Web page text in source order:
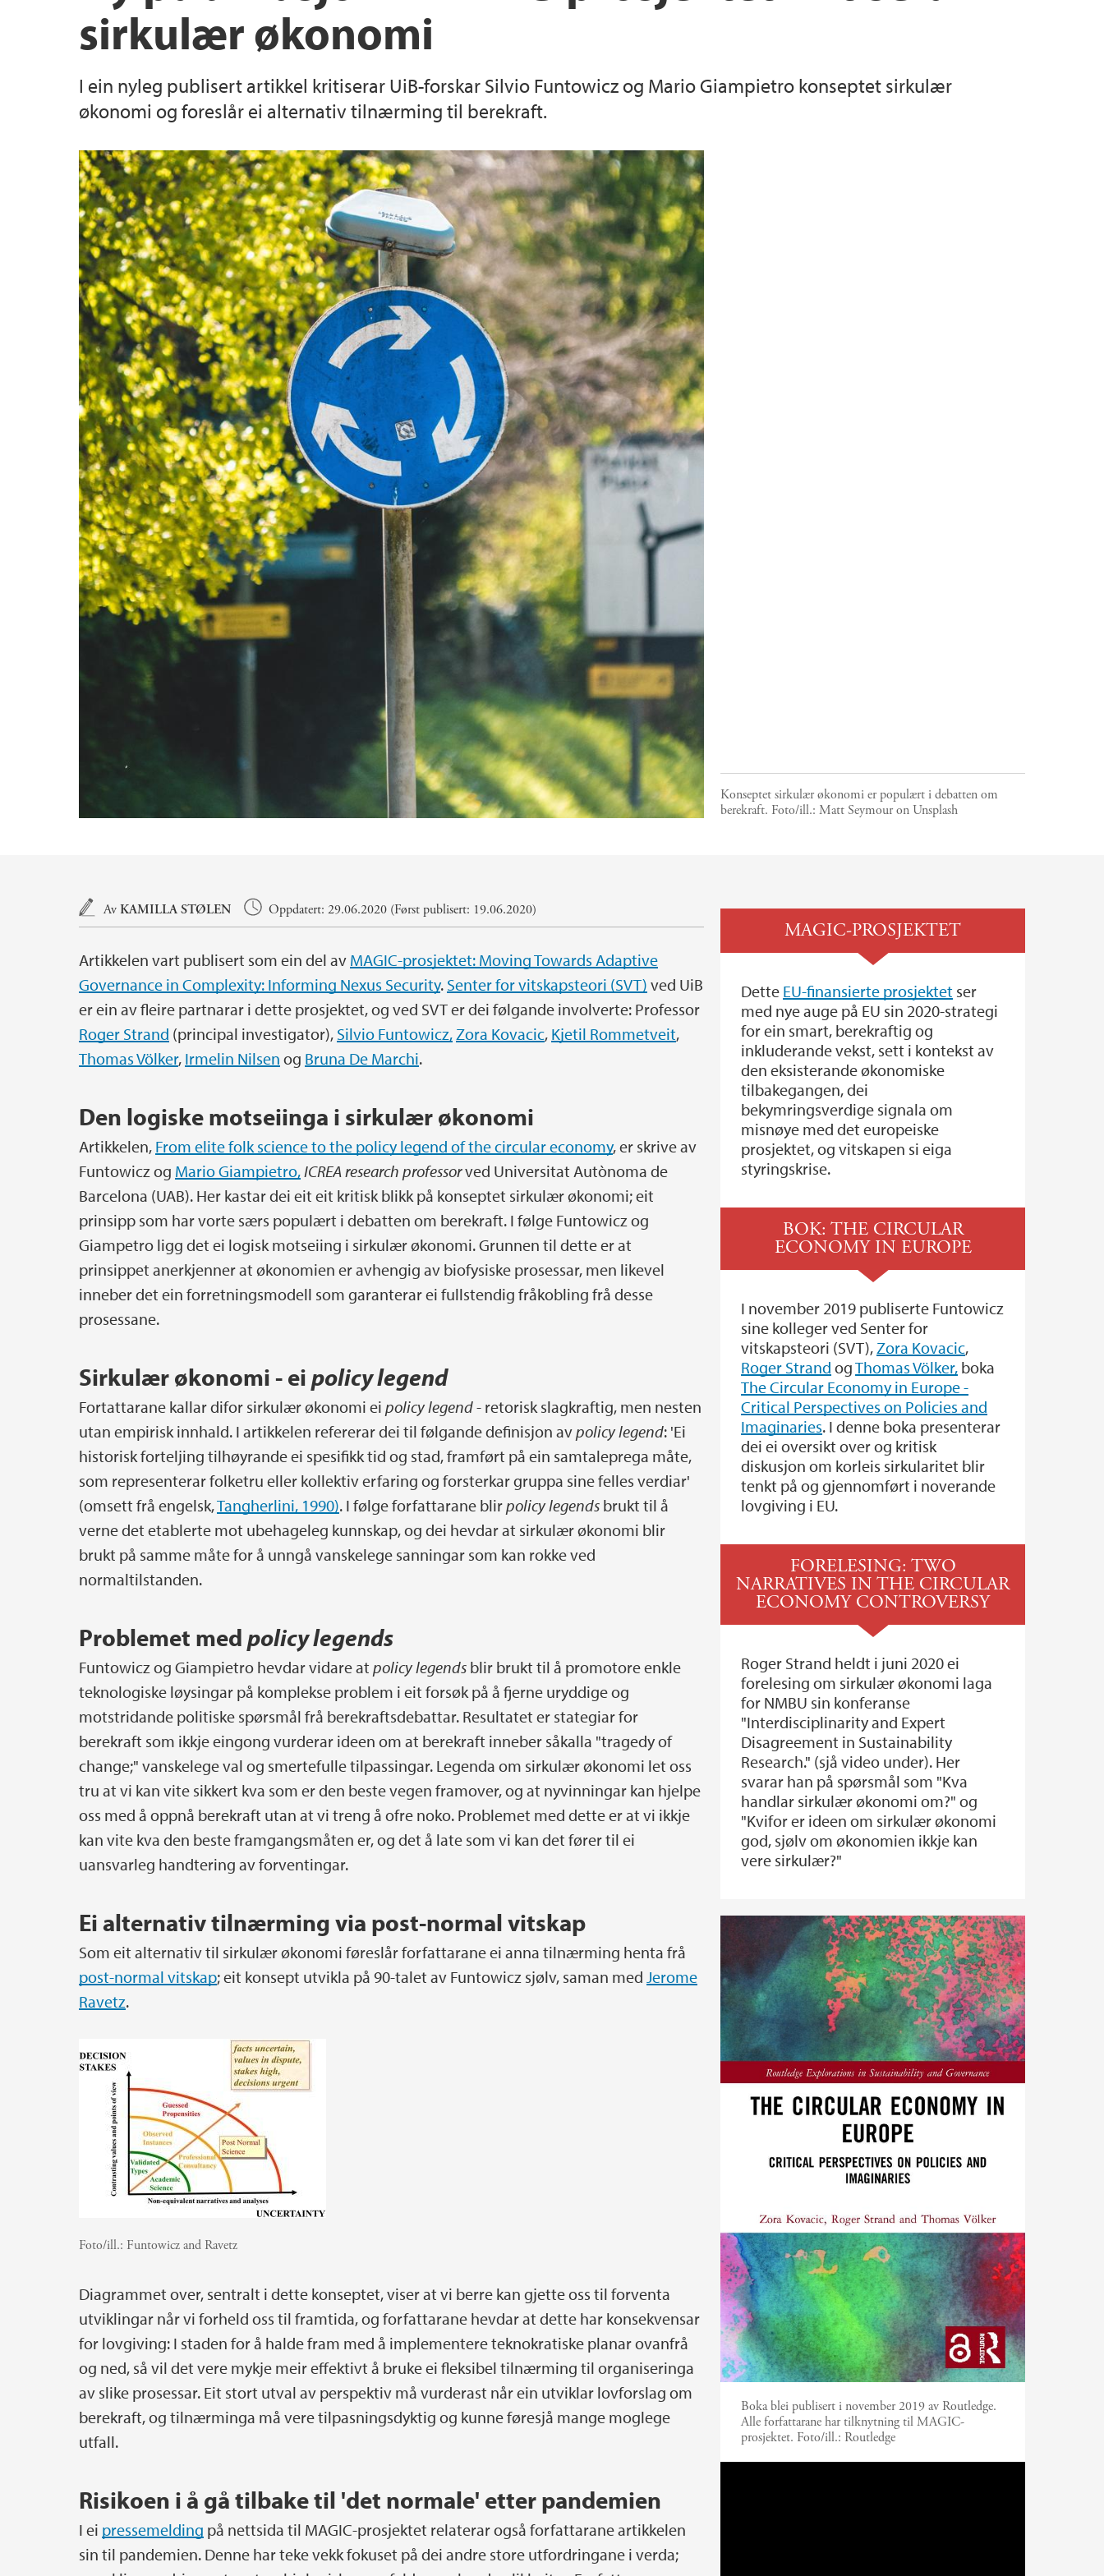
sirkulær økonomi
I ein nyleg publisert artikkel kritiserar UiB-forskar Silvio Funtowicz og Mario Giampietro konseptet sirkulær
økonomi og foreslår ei alternativ tilnærming til berekraft.
Konseptet sirkulær økonomi er populært i debatten om
berekraft. Foto/ill.:Matt Seymour on Unsplash
Hovedinnhold
AvKAMILLA STØLEN Oppdatert: 29.06.2020 (Først publisert: 19.06.2020)
Artikkelen vart publisert som ein del av MAGIC-prosjektet: Moving Towards Adaptive
Governance in Complexity: Informing Nexus Security. Senter for vitskapsteori (SVT) ved UiB
er ein av fleire partnarar i dette prosjektet, og ved SVT er dei følgande involverte: Professor
Roger Strand (principal investigator), Silvio Funtowicz,Zora Kovacic, Kjetil Rommetveit,
Thomas Völker, Irmelin Nilsen og Bruna De Marchi.
Den logiske motseiinga i sirkulær økonomi
Artikkelen, From elite folk science to the policy legend of the circular economy, er skrive av
Funtowicz og Mario Giampietro,ICREA research professorved Universitat Autònoma de
Barcelona (UAB). Her kastar dei eit eit kritisk blikk på konseptet sirkulær økonomi; eit
prinsipp som har vorte særs populært i debatten om berekraft. I følge Funtowicz og
Giampetro ligg det ei logisk motseiing i sirkulær økonomi. Grunnen til dette er at
prinsippet anerkjenner at økonomien er avhengig av biofysiske prosessar, men likevel
inneber det ein forretningsmodell som garanterar ei fullstendig fråkobling frå desse
prosessane.
Sirkulær økonomi - eipolicy legend
Fortattarane kallar difor sirkulær økonomi ei policy legend- retorisk slagkraftig, men nesten
utan empirisk innhald. I artikkelen refererar dei til følgande definisjon avpolicy legend: 'Ei
historisk forteljing tilhøyrande ei spesifikk tid og stad, framført på ein samtaleprega måte,
som representerar folketru eller kollektiv erfaring og forsterkar gruppa sine felles verdiar'
(omsett frå engelsk,Tangherlini, 1990). I følge forfattarane blirpolicy legends brukt til å
verne det etablerte mot ubehageleg kunnskap, og dei hevdar at sirkulær økonomi blir
brukt på samme måte for å unngå vanskelege sanningar som kan rokke ved
normaltilstanden.
Problemet medpolicy legends
Funtowicz og Giampietro hevdar vidare at policy legends blir brukt til å promotore enkle
teknologiske løysingar på komplekse problem i eit forsøk på å fjerne uryddige og
motstridande politiske spørsmål frå berekraftsdebattar. Resultatet er stategiar for
berekraft som ikkje eingong vurderar ideen om at berekraft inneber såkalla "tragedy of
change;" vanskelege val og smertefulle tilpassingar. Legenda om sirkulær økonomi let oss
tru at vi kan vite sikkert kva som er den beste vegen framover, og at nyvinningar kan hjelpe
oss med å oppnå berekraft utan at vi treng å ofre noko. Problemet med dette er at vi ikkje
kan vite kva den beste framgangsmåten er, og det å late som vi kan det fører til ei
uansvarleg handtering av forventingar.
Ei alternativ tilnærming via post-normal vitskap
Som eit alternativ til sirkulær økonomi føreslår forfattarane ei anna tilnærming henta frå
post-normal vitskap; eit konsept utvikla på 90-talet av Funtowicz sjølv, saman med Jerome
Ravetz.
Foto/ill.: Funtowicz and Ravetz
Diagrammet over, sentralt i dette konseptet, viser at vi berre kan gjette oss til forventa
utviklingar når vi forheld oss til framtida, og forfattarane hevdar at dette har konsekvensar
for lovgiving: I staden for å halde fram med å implementere teknokratiske planar ovanfrå
og ned, så vil det vere mykje meir effektivt å bruke ei fleksibel tilnærming til organiseringa
av slike prosessar. Eit stort utval av perspektiv må vurderast når ein utviklar lovforslag om
berekraft, og tilnærminga må vere tilpasningsdyktig og kunne føresjå mange moglege
utfall.
Risikoen i å gå tilbake til 'det normale' etter pandemien
I ei pressemelding på nettsida til MAGIC-prosjektet relaterar også forfattarane artikkelen
sin til pandemien. Denne har teke vekk fokuset på dei andre store utfordringane i verda;
MAGIC-PROSJEKTET
Dette EU-finansierte prosjektet ser
med nye auge på EU sin 2020-strategi
for ein smart, berekraftig og
inkluderande vekst, sett i kontekst av
den eksisterande økonomiske
tilbakegangen, dei
bekymringsverdige signala om
misnøye med det europeiske
prosjektet, og vitskapen si eiga
styringskrise.
BOK: THE CIRCULAR
ECONOMY IN EUROPE
I november 2019 publiserte Funtowicz
sine kolleger ved Senter for
vitskapsteori (SVT),Zora Kovacic,
Roger Strand ogThomas Völker, boka
The Circular Economy in Europe -
Critical Perspectives on Policies and
Imaginaries. I denne boka presenterar
dei ei oversikt over og kritisk
diskusjon om korleis sirkularitet blir
tenkt på og gjennomført i noverande
lovgiving i EU.
FORELESING: TWO
NARRATIVES IN THE CIRCULAR
ECONOMY CONTROVERSY
Roger Strand heldt i juni 2020 ei
forelesing om sirkulær økonomi laga
for NMBU sin konferanse
"Interdisciplinarity and Expert
Disagreement in Sustainability
Research." (sjå video under). Her
svarar han på spørsmål som "Kva
handlar sirkulær økonomi om?" og
"Kvifor er ideen om sirkulær økonomi
god, sjølv om økonomien ikkje kan
vere sirkulær?"
Boka blei publisert i november 2019 av Routledge.
Alle forfattarane har tilknytning til MAGIC-
prosjektet. Foto/ill.: Routledge